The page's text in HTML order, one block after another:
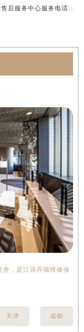
，是江诗丹顿维修保
天津 成都